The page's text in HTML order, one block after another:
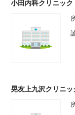
小田内科クリニック
晃友上九沢クリニッ